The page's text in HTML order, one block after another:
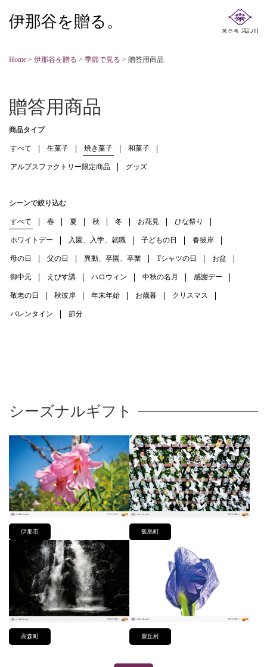
伊那谷を贈る。
Home > 伊那谷を贈る > 季節で見る > 贈答用商品
贈答用商品
商品タイプ
すべて 生菓子 焼き菓子 和菓子
アルプスファクトリー限定商品 グッズ
シーンで絞り込む
すべて 春 夏 秋 冬 お花見 ひな祭り
ホワイトデー 入園、入学、就職 子どもの日 春彼岸
母の日 父の日 異動、卒園、卒業 Tシャツの日 お盆
御中元 えびす講 ハロウィン 中秋の名月 感謝デー
敬老の日 秋彼岸 年末年始 お歳暮 クリスマス
バレンタイン 節分
シーズナルギフト
伊那市 飯島町
高森町 豊丘村